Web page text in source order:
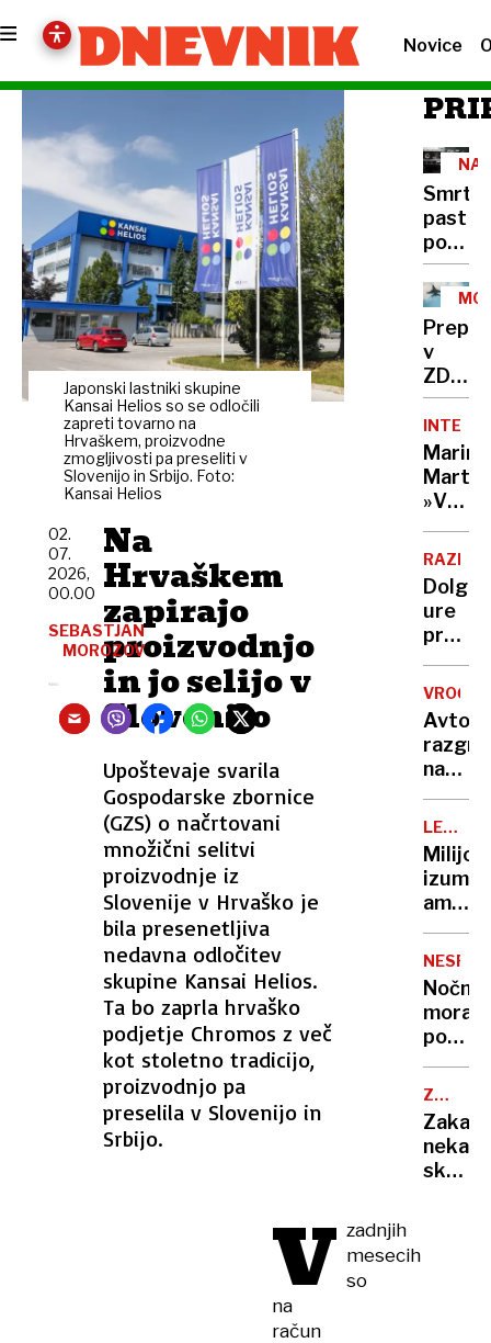
Novice
Japonski lastniki skupine
Kansai Helios so se odločili
zapreti tovarno na
Hrvaškem, proizvodne
zmogljivosti pa preseliti v
Slovenijo in Srbijo. Foto:
Kansai Helios
Na
Hrvaškem
zapirajo
proizvodnjo
in jo selijo v
Slovenijo
Upoštevaje svarila
Gospodarske zbornice
(GZS) o načrtovani
množični selitvi
proizvodnje iz
Slovenije v Hrvaško je
bila presenetljiva
nedavna odločitev
skupine Kansai Helios.
Ta bo zaprla hrvaško
podjetje Chromos z več
kot stoletno tradicijo,
proizvodnjo pa
preselila v Slovenijo in
Srbijo.
02.
07.
2026,
00.00
SEBASTJAN
MOROZOV
V zadnjih
mesecih
so
na
račun
NA
past
pod
400
mrtvih
na
leto,
rešitev
a je
v
Evropi
še ni
v
ZDA:
Putin
bi
lahko
Nato,
tarče
Marina
»V
eni
roki
nosiš
žalost,
v
drugi
Dolge
ure
pred
To je
ena
navad
za
vaše
Avto,
na
soncu?
S
tem
15-
trikom
ga
boste
ohladili
hitreje
kot
klimo
KUHARJI
ko je
zavpil
so
prijeli
za
Nočna
mora
noči:
zakaj
v
vročini
NASVET
Zakaj
skoraj